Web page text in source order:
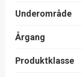
Underområde
Årgang
Produktklasse